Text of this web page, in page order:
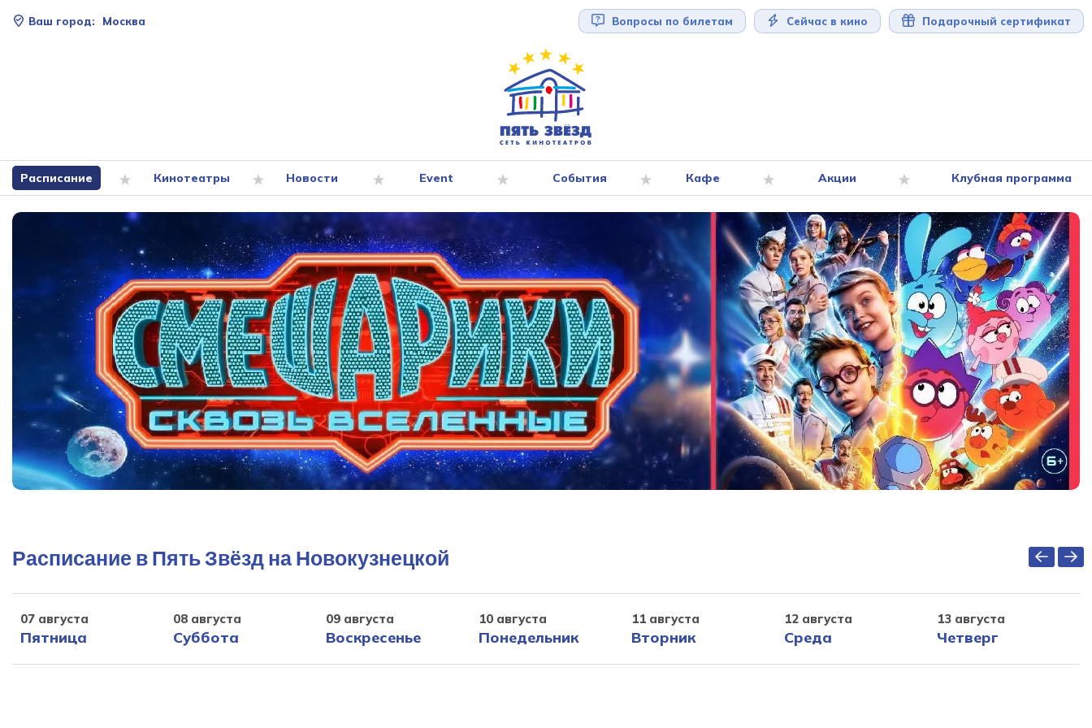
Ваш город: Москва Вопросы по билетам Сейчас в кино Подарочный сертификат
Расписание Кинотеатры Новости Event События Кафе Акции Клубная программа
Расписание в Пять Звёзд на Новокузнецкой
07 августа
Пятница
08 августа
Суббота
09 августа
Воскресенье
10 августа
Понедельник
11 августа
Вторник
12 августа
Среда
13 августа
Четверг